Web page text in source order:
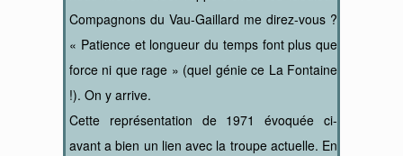
Compagnons du Vau-Gaillard me direz-vous ?
« Patience et longueur du temps font plus que
force ni que rage » (quel génie ce La Fontaine
!). On y arrive.
Cette représentation de 1971 évoquée ci-
avant a bien un lien avec la troupe actuelle. En